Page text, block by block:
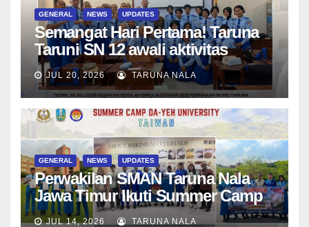
GENERAL NEWS UPDATES
Semangat Hari Pertama! Taruna
Taruni SN 12 awali aktivitas
bersama Wali Kelas dan Tes
Asesmen Diagnostik
JUL 20, 2026 TARUNA NALA
GENERAL NEWS UPDATES
Perwakilan SMAN Taruna Nala
Jawa Timur Ikuti Summer Camp
di Da-Yeh University, Taiwan
JUL 14, 2026 TARUNA NALA